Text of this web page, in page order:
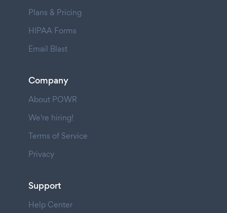
Plans & Pricing
HIPAA Forms
Email Blast
Company
About POWR
We're hiring!
Terms of Service
Privacy
Support
Help Center